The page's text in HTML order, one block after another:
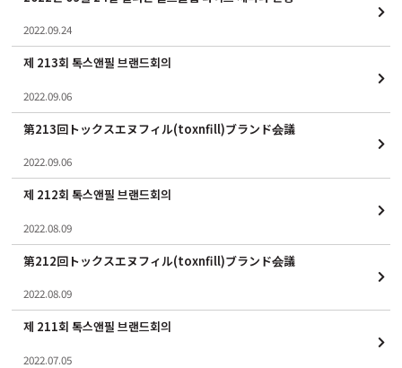
2022.09.24
제 213회 톡스앤필 브랜드회의
2022.09.06
第213回トックスエヌフィル(toxnfill)ブランド会議
2022.09.06
제 212회 톡스앤필 브랜드회의
2022.08.09
第212回トックスエヌフィル(toxnfill)ブランド会議
2022.08.09
제 211회 톡스앤필 브랜드회의
2022.07.05